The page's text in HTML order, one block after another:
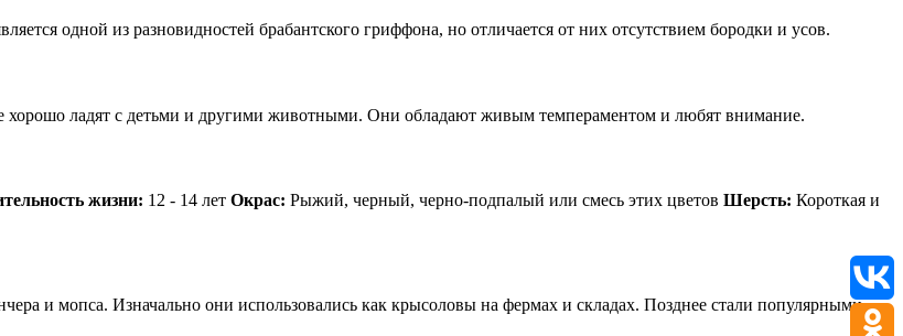
одной из разновидностей брабантского гриффона, но отличается от них отсутствием бородки и усов.
ладят с детьми и другими животными. Они обладают живым темпераментом и любят внимание.
жизни: 12 - 14 лет Окрас: Рыжий, черный, черно-подпалый или смесь этих цветов Шерсть: Короткая и
и мопса. Изначально они использовались как крысоловы на фермах и складах. Позднее стали популярными